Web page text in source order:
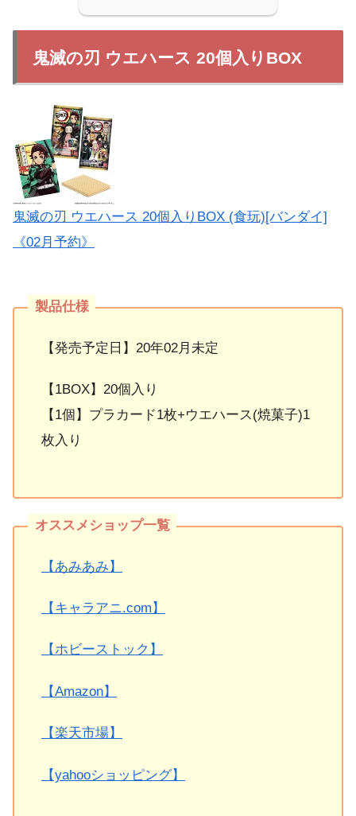
鬼滅の刃 ウエハース 20個入りBOX
鬼滅の刃 ウエハース 20個入りBOX (食玩)[バンダイ]
《02月予約》
【発売予定日】20年02月未定
【1BOX】20個入り
【1個】プラカード1枚+ウエハース(焼菓子)1
枚入り
【あみあみ】
【キャラアニ.com】
【ホビーストック】
【Amazon】
【楽天市場】
【yahooショッピング】